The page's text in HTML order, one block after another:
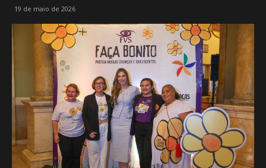
19 de maio de 2026